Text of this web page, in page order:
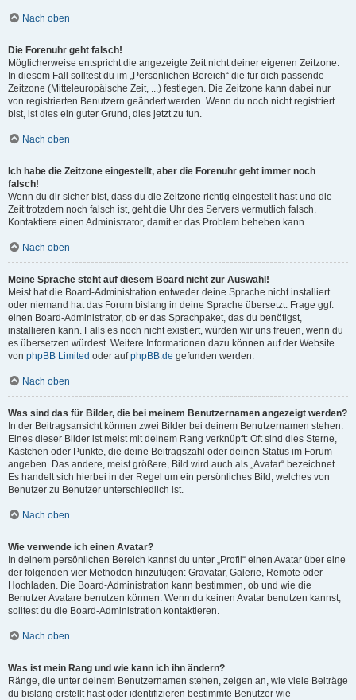
Nach oben
Die Forenuhr geht falsch!
Möglicherweise entspricht die angezeigte Zeit nicht deiner eigenen Zeitzone.
In diesem Fall solltest du im „Persönlichen Bereich“ die für dich passende
Zeitzone (Mitteleuropäische Zeit, ...) festlegen. Die Zeitzone kann dabei nur
von registrierten Benutzern geändert werden. Wenn du noch nicht registriert
bist, ist dies ein guter Grund, dies jetzt zu tun.
Nach oben
Ich habe die Zeitzone eingestellt, aber die Forenuhr geht immer noch
falsch!
Wenn du dir sicher bist, dass du die Zeitzone richtig eingestellt hast und die
Zeit trotzdem noch falsch ist, geht die Uhr des Servers vermutlich falsch.
Kontaktiere einen Administrator, damit er das Problem beheben kann.
Nach oben
Meine Sprache steht auf diesem Board nicht zur Auswahl!
Meist hat die Board-Administration entweder deine Sprache nicht installiert
oder niemand hat das Forum bislang in deine Sprache übersetzt. Frage ggf.
einen Board-Administrator, ob er das Sprachpaket, das du benötigst,
installieren kann. Falls es noch nicht existiert, würden wir uns freuen, wenn du
es übersetzen würdest. Weitere Informationen dazu können auf der Website
von phpBB Limited oder aufphpBB.de gefunden werden.
Nach oben
Was sind das für Bilder, die bei meinem Benutzernamen angezeigt werden?
In der Beitragsansicht können zwei Bilder bei deinem Benutzernamen stehen.
Eines dieser Bilder ist meist mit deinem Rang verknüpft: Oft sind dies Sterne,
Kästchen oder Punkte, die deine Beitragszahl oder deinen Status im Forum
angeben. Das andere, meist größere, Bild wird auch als „Avatar“ bezeichnet.
Es handelt sich hierbei in der Regel um ein persönliches Bild, welches von
Benutzer zu Benutzer unterschiedlich ist.
Nach oben
Wie verwende ich einen Avatar?
In deinem persönlichen Bereich kannst du unter „Profil“ einen Avatar über eine
der folgenden vier Methoden hinzufügen: Gravatar, Galerie, Remote oder
Hochladen. Die Board-Administration kann bestimmen, ob und wie die
Benutzer Avatare benutzen können. Wenn du keinen Avatar benutzen kannst,
solltest du die Board-Administration kontaktieren.
Nach oben
Was ist mein Rang und wie kann ich ihn ändern?
Ränge, die unter deinem Benutzernamen stehen, zeigen an, wie viele Beiträge
du bislang erstellt hast oder identifizieren bestimmte Benutzer wie